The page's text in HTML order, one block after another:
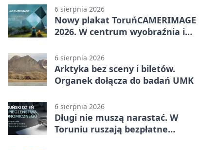
6 sierpnia 2026
Nowy plakat ToruńCAMERIMAGE
2026. W centrum wyobraźnia i
6 sierpnia 2026
Arktyka bez sceny i biletów.
Organek dołącza do badań UMK
6 sierpnia 2026
Długi nie muszą narastać. W
Toruniu ruszają bezpłatne